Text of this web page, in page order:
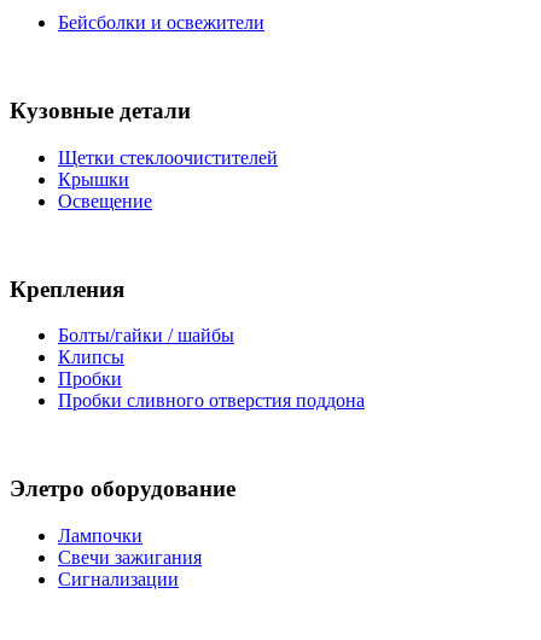
Бейсболки и освежители
Кузовные детали
Щетки стеклоочистителей
Крышки
Освещение
Крепления
Болты/гайки / шайбы
Клипсы
Пробки
Пробки сливного отверстия поддона
Элетро оборудование
Лампочки
Свечи зажигания
Сигнализации